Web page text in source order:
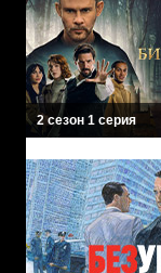
2 сезон 1 серия